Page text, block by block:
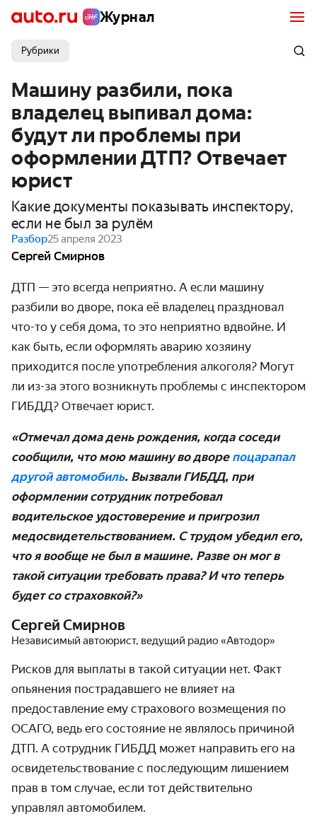
Журнал
Рубрики
Машину разбили, пока
владелец выпивал дома:
будут ли проблемы при
оформлении ДТП? Отвечает
юрист
Какие документы показывать инспектору,
если не был за рулём
Разбор25 апреля 2023
Сергей Смирнов
ДТП — это всегда неприятно. А если машину
разбили во дворе, пока её владелец праздновал
что-то у себя дома, то это неприятно вдвойне. И
как быть, если оформлять аварию хозяину
приходится после употребления алкоголя? Могут
ли из-за этого возникнуть проблемы с инспектором
ГИБДД? Отвечает юрист.
«Отмечал дома день рождения, когда соседи
сообщили, что мою машину во дворе поцарапал
другой автомобиль. Вызвали ГИБДД, при
оформлении сотрудник потребовал
водительское удостоверение и пригрозил
медосвидетельствованием. С трудом убедил его,
что я вообще не был в машине. Разве он мог в
такой ситуации требовать права? И что теперь
будет со страховкой?»
Сергей Смирнов
Независимый автоюрист, ведущий радио «Автодор»
Рисков для выплаты в такой ситуации нет. Факт
опьянения пострадавшего не влияет на
предоставление ему страхового возмещения по
ОСАГО, ведь его состояние не являлось причиной
ДТП. А сотрудник ГИБДД может направить его на
освидетельствование с последующим лишением
прав в том случае, если тот действительно
управлял автомобилем.